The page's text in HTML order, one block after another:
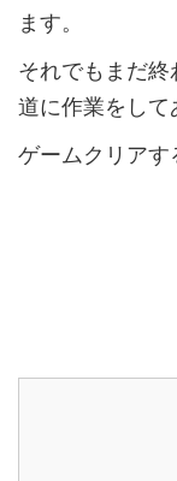
ます。
それでもまだ
道に作業をして
ゲームクリアす